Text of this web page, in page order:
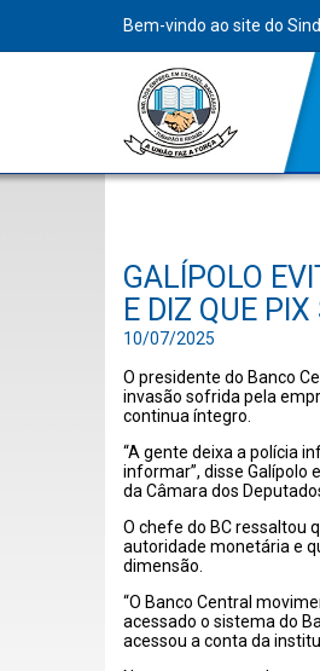
Bem-vindo ao site do
GALÍPOLO
E DIZ QUE
10/07/2025
O presidente do Banco
invasão sofrida pela
continua íntegro.
“A gente deixa a polícia
informar”, disse Galípolo
da Câmara dos
O chefe do BC ressaltou
autoridade monetária e
dimensão.
“O Banco Central
acessado o sistema do
acessou a conta da